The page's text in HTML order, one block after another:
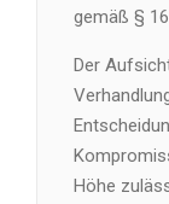
gemäß §
Der
Höhe